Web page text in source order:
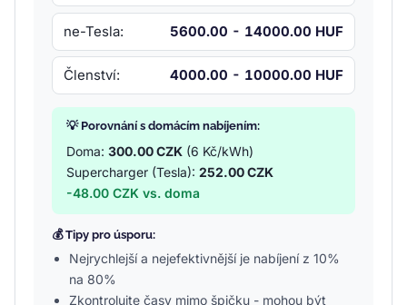
ne-Tesla: 5600.00 - 14000.00 HUF
Členství: 4000.00 - 10000.00 HUF
💡 Porovnání s domácím nabíjením:
Doma: 300.00 CZK (6 Kč/kWh)
Supercharger (Tesla): 252.00 CZK
-48.00 CZK vs. doma
💰 Tipy pro úsporu:
Nejrychlejší a nejefektivnější je nabíjení z 10%
na 80%
Zkontrolujte časy mimo špičku - mohou být